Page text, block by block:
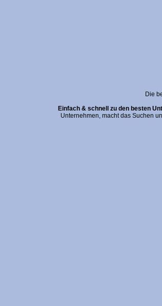
Die
Einfach & schnell zu den besten
Unternehmen, macht das Suchen